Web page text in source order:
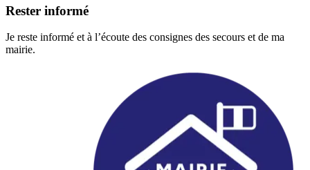
Rester informé
Je reste informé et à l’écoute des consignes des secours et de ma
mairie.